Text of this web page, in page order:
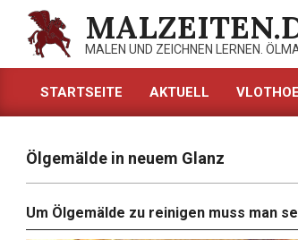
content
MALEN UND ZEICHNEN LERNEN.
Primary
Menu
STARTSEITE AKTUELL
Ölgemälde in neuem Glanz
Um Ölgemälde zu reinigen muss man